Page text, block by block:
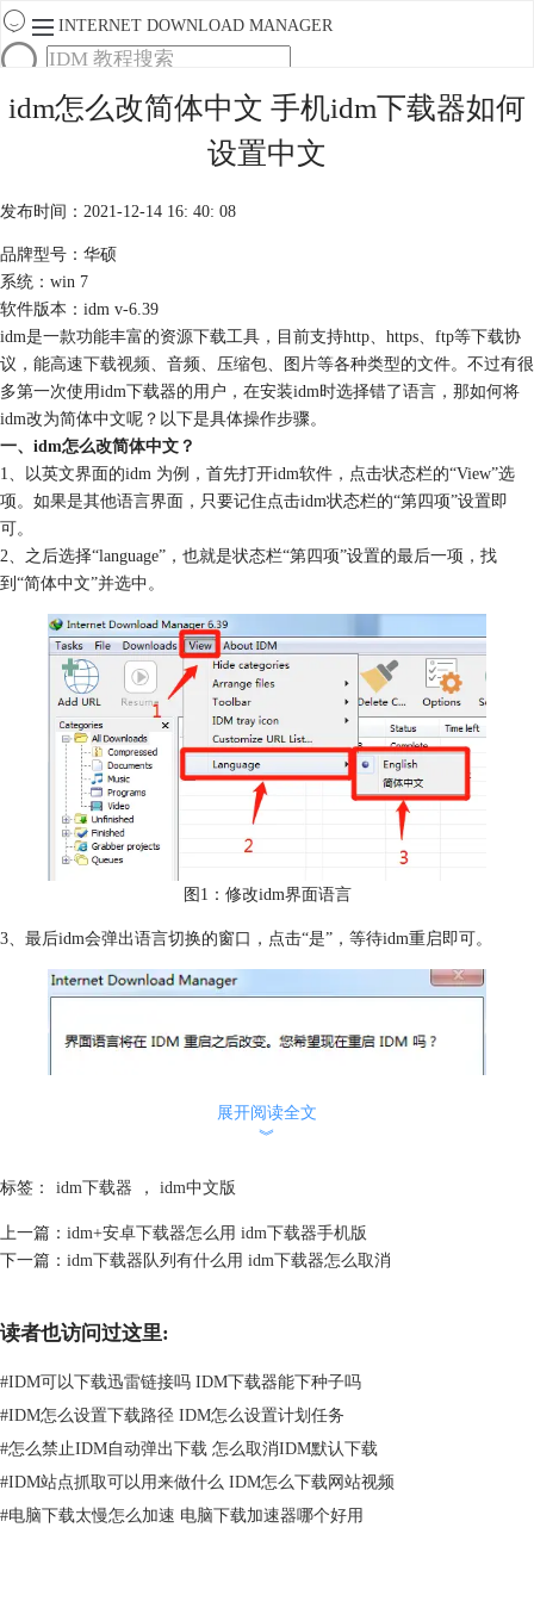
INTERNET DOWNLOAD MANAGER
首页
产品
购买
idm怎么改简体中文 手机idm下载器如何
设置中文
发布时间：2021-12-14 16: 40: 08
品牌型号：华硕
系统：win 7
软件版本：idm v-6.39
idm是一款功能丰富的资源下载工具，目前支持http、https、ftp等下载协
议，能高速下载视频 、音频、压缩包、图片等各种类型的文件。不过有很
多第一次使用idm下载器的用户，在安装idm时选择错了语言，那如何将
idm改为简体中文呢？以下是具体操作步骤。
一、idm怎么改简体中文？
1、以英文界面的idm 为例，首先打开idm软件，点击状态栏的“View”选
项。如果是其他语言界面，只要记住点击idm状态栏的“第四项”设置即
可。
2、之后选择“language”，也就是状态栏“第四项”设置的最后一项，找
到“简体中文”并选中。
图1：修改idm界面语言
3、最后idm会弹出语言切换的窗口，点击“是”，等待idm重启即可。
图3：界面语言切换为简体中文
展开阅读全文
︾
标签： idm下载器 ， idm中文版
上一篇： idm+安卓下载器怎么用 idm下载器手机版
下一篇： idm下载器队列有什么用 idm下载器怎么取消
读者也访问过这里:
#IDM可以下载迅雷链接吗 IDM下载器能下种子吗
#IDM怎么设置下载路径 IDM怎么设置计划任务
#怎么禁止IDM自动弹出下载 怎么取消IDM默认下载
#IDM站点抓取可以用来做什么 IDM怎么下载网站视频
#电脑下载太慢怎么加速 电脑下载加速器哪个好用